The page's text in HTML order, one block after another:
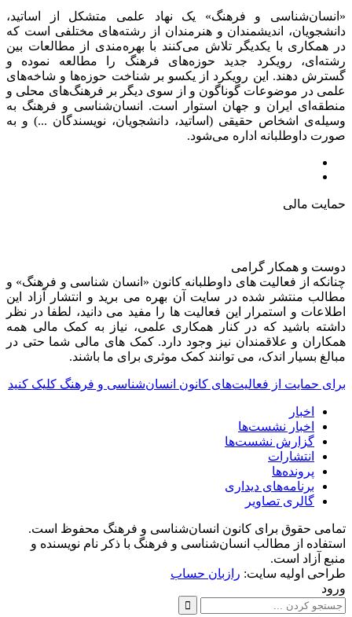
«انسان‌شناسی و فرهنگ» یک نهاد علمی متشکل از اساتید،
دانشجویان، اندیشمندان و هنرمندان از رشته‌های مختلفی است که
در همکاری با یکدیگر تلاش می‌کنند با بهره‌مندی از مطالعات بین
رشته‌ای، رویکرد جدید حوزه‌های فرهنگ را مطالعه نموده و
گسترش دهند. این رویکرد از یکسو بر شناخت حوزه‌ها و شاخه‌های
علمی در موضوعات گوناگون و از سوی دیگر بر فرهنگ‌های محلی و
منطقه‌ای ایران و جهان استوار است. انسان‌شناسی و فرهنگ به
وسیله‌ی اشخاص حقیقی (اساتید، دانشجویان، نویسندگان ...) و به
صورت داوطلبانه اداره می‌شود.
حمایت مالی
دوست و همکار گرامی
چنانکه از فعالیت های داوطلبانه کانون «انسان شناسی و فرهنگ» و
مطالب منتشر شده در سایت آن بهره می برید و انتشار آزاد این
اطلاعات و استمرار این فعالیت ها را مفید می دانید، لطفا در نظر
داشته باشید که در کنار همکاری علمی، نیاز به کمک مالی همه
همکاران و علاقمندان نیز وجود دارد. کمک های مالی شما حتی در
مبالغ بسیار اندک، می توانند کمک موثری برای ما باشند.
برای حمایت از فعالیت‌های کانون انسان‌شناسی و فرهنگ کلیک کنید
اخبار
اخبار نشست‌ها
گزارش نشست‌ها
انتشارات
پرونده‌ها
برنامه‌های دیداری
گالری تصاویر
تمامی حقوق برای کانون انسان‌شناسی و فرهنگ محفوظ است.
استفاده از مطالب انسان‌شناسی و فرهنگ با ذکر نام نویسنده و
منبع آزاد است.
طراحی اولیه سایت: رازبان حساب
ورود